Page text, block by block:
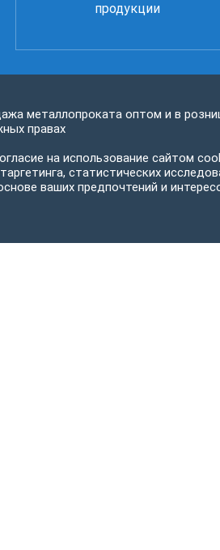
продукции
металлопроката оптом и в
правах
на использование сайтом
статистических
ваших предпочтений и